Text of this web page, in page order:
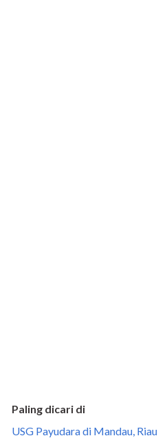
Paling dicari di
USG Payudara di Mandau, Riau